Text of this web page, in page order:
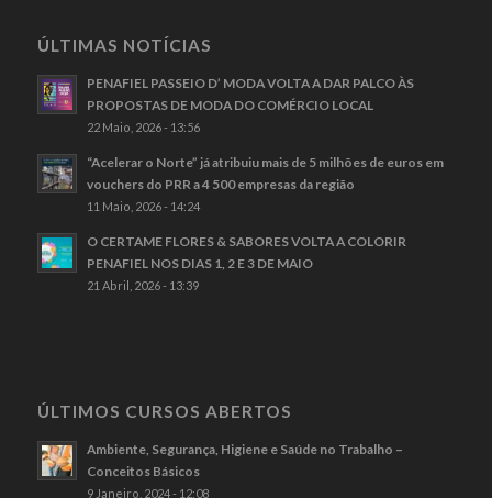
ÚLTIMAS NOTÍCIAS
PENAFIEL PASSEIO D’ MODA VOLTA A DAR PALCO ÀS
PROPOSTAS DE MODA DO COMÉRCIO LOCAL
22 Maio, 2026 - 13:56
“Acelerar o Norte” já atribuiu mais de 5 milhões de euros em
vouchers do PRR a 4 500 empresas da região
11 Maio, 2026 - 14:24
O CERTAME FLORES & SABORES VOLTA A COLORIR
PENAFIEL NOS DIAS 1, 2 E 3 DE MAIO
21 Abril, 2026 - 13:39
ÚLTIMOS CURSOS ABERTOS
Ambiente, Segurança, Higiene e Saúde no Trabalho –
Conceitos Básicos
9 Janeiro, 2024 - 12:08